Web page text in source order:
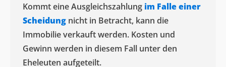
Kommt eine Ausgleichszahlung im Falle einer
Scheidung nicht in Betracht, kann die
Immobilie verkauft werden. Kosten und
Gewinn werden in diesem Fall unter den
Eheleuten aufgeteilt.​